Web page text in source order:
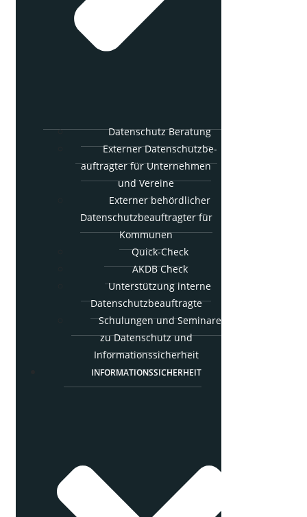
Daten­schutz Beratung
Exter­ner Daten­schutz­be­
auf­trag­ter für Unter­neh­men
und Vereine
Exter­ner behörd­li­cher
Daten­schutz­be­auf­trag­ter für
Kommunen
Quick-Check
AKDB Check
Unter­stüt­zung inter­ne
Datenschutzbeauftragte
Schu­lun­gen und Semi­na­re
zu Daten­schutz und
Informationssicherheit
INFOR­MA­TI­ONS­SI­CHER­HEIT